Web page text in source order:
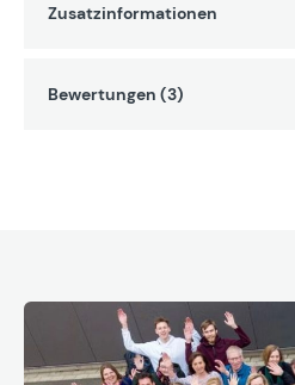
Zusatzinformationen
Bewertungen (3)